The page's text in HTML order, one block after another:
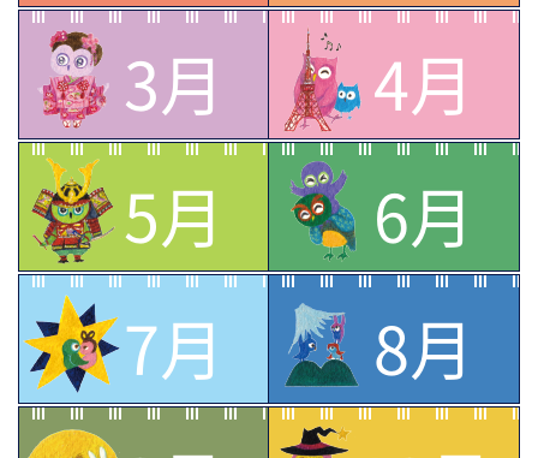
3月
4月
5月
6月
7月
8月